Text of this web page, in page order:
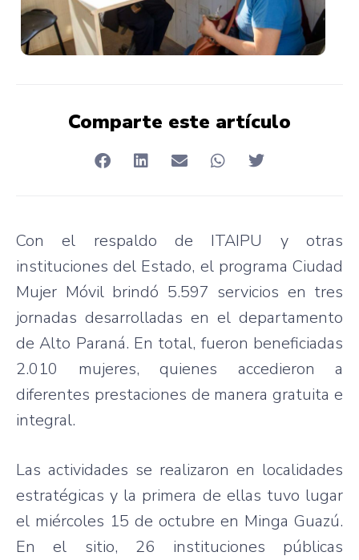
Comparte este artículo
Con el respaldo de ITAIPU y otras
instituciones del Estado, el programa Ciudad
Mujer Móvil brindó 5.597 servicios en tres
jornadas desarrolladas en el departamento
de Alto Paraná. En total, fueron beneficiadas
2.010 mujeres, quienes accedieron a
diferentes prestaciones de manera gratuita e
integral.
Las actividades se realizaron en localidades
estratégicas y la primera de ellas tuvo lugar
el miércoles 15 de octubre en Minga Guazú.
En el sitio, 26 instituciones públicas